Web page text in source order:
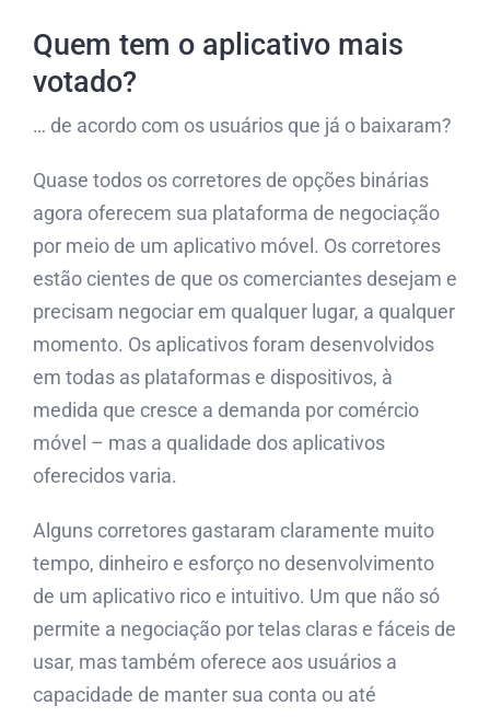
Quem tem o aplicativo mais
votado?
… de acordo com os usuários que já o baixaram?
Quase todos os corretores de opções binárias
agora oferecem sua plataforma de negociação
por meio de um aplicativo móvel. Os corretores
estão cientes de que os comerciantes desejam e
precisam negociar em qualquer lugar, a qualquer
momento. Os aplicativos foram desenvolvidos
em todas as plataformas e dispositivos, à
medida que cresce a demanda por comércio
móvel – mas a qualidade dos aplicativos
oferecidos varia.
Alguns corretores gastaram claramente muito
tempo, dinheiro e esforço no desenvolvimento
de um aplicativo rico e intuitivo. Um que não só
permite a negociação por telas claras e fáceis de
usar, mas também oferece aos usuários a
capacidade de manter sua conta ou até